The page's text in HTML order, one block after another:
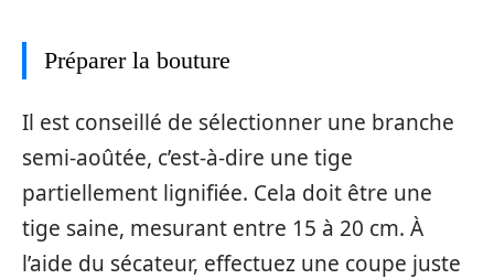
Préparer la bouture
Il est conseillé de sélectionner une branche
semi-aoûtée, c’est-à-dire une tige
partiellement lignifiée. Cela doit être une
tige saine, mesurant entre 15 à 20 cm. À
l’aide du sécateur, effectuez une coupe juste